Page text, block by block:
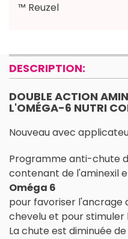
™ Reuzel
DESCRIPTION:
DOUBLE ACTION
L'OMÉGA-6 NUTRI
Nouveau avec
Programme anti-chute
contenant de l'aminexil
Oméga 6
pour favoriser l'ancrage
chevelu et pour stimuler
La chute est diminuée